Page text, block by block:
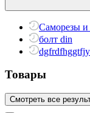
Саморезы
болт din
Товары
Смотреть все